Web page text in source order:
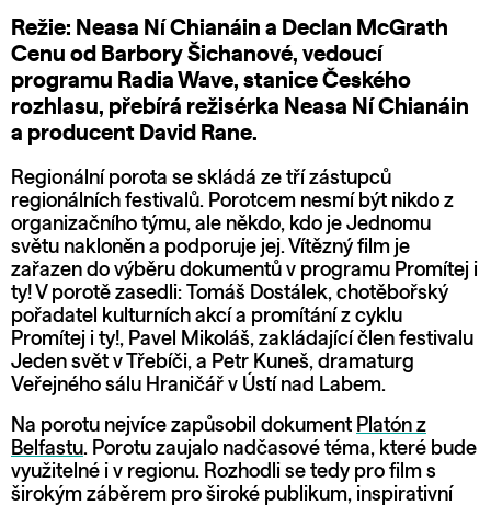
Režie: Neasa Ní Chianáin a Declan McGrath
Cenu od Barbory Šichanové, vedoucí
programu Radia Wave, stanice Českého
rozhlasu, přebírá režisérka Neasa Ní Chianáin
a producent David Rane.
Regionální porota se skládá ze tří zástupců
regionálních festivalů. Porotcem nesmí být nikdo z
organizačního týmu, ale někdo, kdo je Jednomu
světu nakloněn a podporuje jej. Vítězný film je
zařazen do výběru dokumentů v programu Promítej i
ty! V porotě zasedli: Tomáš Dostálek, chotěbořský
pořadatel kulturních akcí a promítání z cyklu
Promítej i ty!, Pavel Mikoláš, zakládající člen festivalu
Jeden svět v Třebíči, a Petr Kuneš, dramaturg
Veřejného sálu Hraničář v Ústí nad Labem.
Na porotu nejvíce zapůsobil dokument Platón z
Belfastu. Porotu zaujalo nadčasové téma, které bude
využitelné i v regionu. Rozhodli se tedy pro film s
širokým záběrem pro široké publikum, inspirativní